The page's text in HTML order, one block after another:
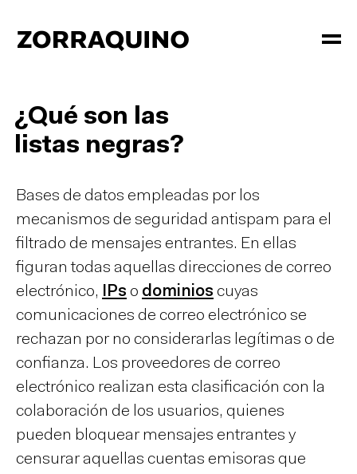
¿Qué son las
listas negras?
Bases de datos empleadas por los
mecanismos de seguridad antispam para el
filtrado de mensajes entrantes. En ellas
figuran todas aquellas direcciones de correo
electrónico,
IPs o dominios cuyas
comunicaciones de correo electrónico se
rechazan por no considerarlas legítimas o de
confianza. Los proveedores de correo
electrónico realizan esta clasificación con la
colaboración de los usuarios, quienes
pueden bloquear mensajes entrantes y
censurar aquellas cuentas emisoras que